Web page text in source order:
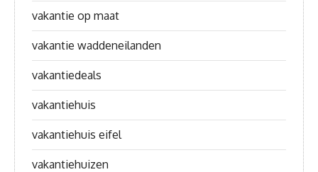
vakantie op maat
vakantie waddeneilanden
vakantiedeals
vakantiehuis
vakantiehuis eifel
vakantiehuizen